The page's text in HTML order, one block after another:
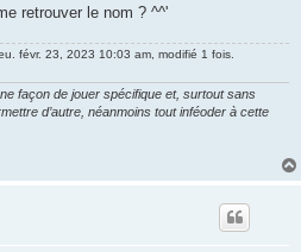
retrouver le nom ? ^^'
févr. 23, 2023 10:03 am, modifié 1 fois.
façon de jouer spécifique et, surtout sans
d’autre, néanmoins tout inféoder à cette